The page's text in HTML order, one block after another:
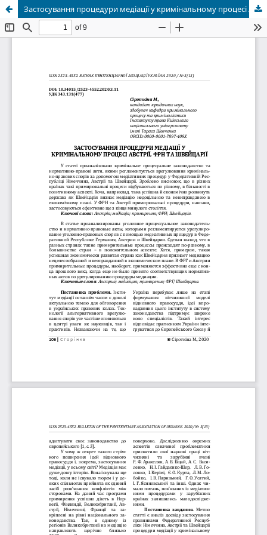
Застосування процедури медіації у кримінальному процесі Австрії, ФРН та Швейцарії